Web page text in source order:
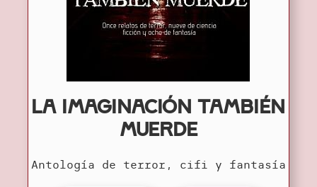
La imaginación también
muerde
Antología de terror, cifi y fantasía